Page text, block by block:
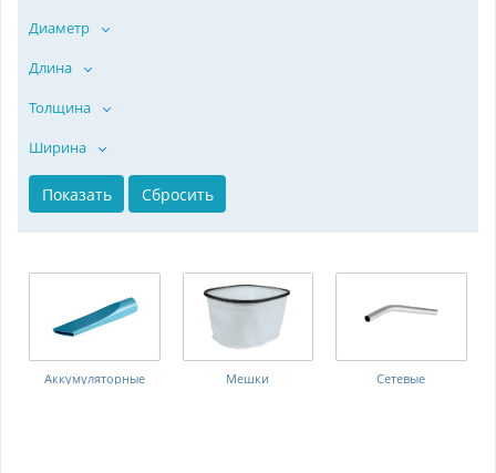
Диаметр
Длина
Толщина
Ширина
Аккумуляторные Мешки Сетевые